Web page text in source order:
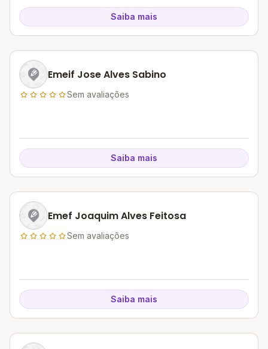
Saiba mais
Emeif Jose Alves Sabino
Sem avaliações
Saiba mais
Emef Joaquim Alves Feitosa
Sem avaliações
Saiba mais